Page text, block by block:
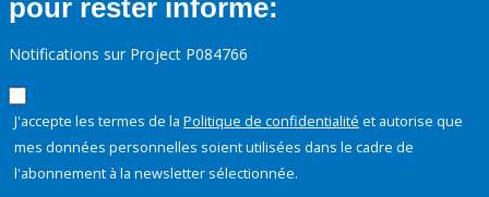
pour rester informé:
Notifications sur Project P084766
J'accepte les termes de la Politique de confidentialité et autorise que
mes données personnelles soient utilisées dans le cadre de
l'abonnement à la newsletter sélectionnée.